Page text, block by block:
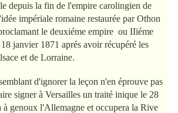
depuis la fin de l'empire carolingien de
impériale romaine restaurée par Othon
le deuxiéme empire ou IIiéme
janvier 1871 aprés avoir récupéré les
et de Lorraine.
d'ignorer la leçon n'en éprouve pas
signer à Versailles un traité inique le 28
genoux l'Allemagne et occupera la Rive